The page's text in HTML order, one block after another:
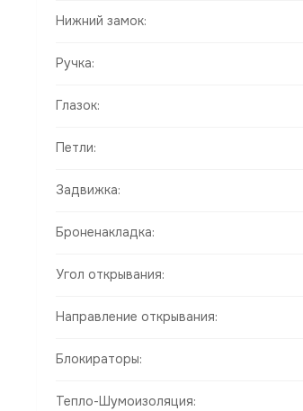
Нижний замок:
Ручка:
Глазок:
Петли:
Задвижка:
Броненакладка:
Угол открывания:
Направление открывания:
Блокираторы:
Тепло-Шумоизоляция: